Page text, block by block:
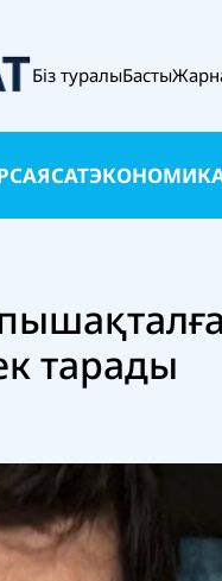
Біз туралыБасты
САЯСАТ
тарады